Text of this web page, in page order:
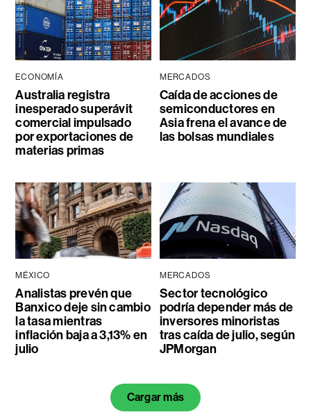
ECONOMÍA
Australia registra
inesperado superávit
comercial impulsado
por exportaciones de
materias primas
MERCADOS
Caída de acciones de
semiconductores en
Asia frena el avance de
las bolsas mundiales
MÉXICO
Analistas prevén que
Banxico deje sin cambio
la tasa mientras
inflación baja a 3,13% en
julio
MERCADOS
Sector tecnológico
podría depender más de
inversores minoristas
tras caída de julio, según
JPMorgan
Cargar más